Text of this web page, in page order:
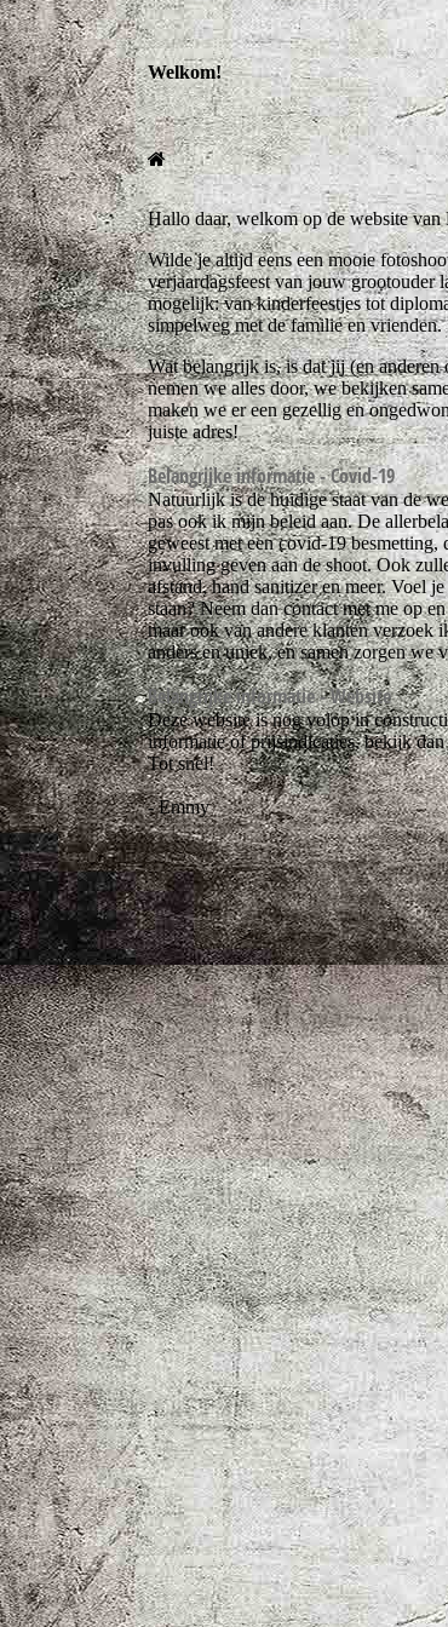
Welkom!
Hallo daar, welkom op de website
Wilde je altijd eens een mooie
verjaardagsfeest van jouw grootouder
mogelijk: van kinderfeestjes tot
simpelweg met de familie en vrienden.
Wat belangrijk is, is dat jij (en
nemen we alles door, we bekijken
maken we er een gezellig en
juiste adres!
Belangrijke informatie - Covid-19
Natuurlijk is de huidige staat van de
pas ook ik mijn beleid aan. De
geweest met een covid-19
invulling geven aan de shoot. Ook
afstand, hand sanitizer en meer. Voel
staan? Neem dan contact met me op
maar ook van andere klanten verzoek
anders en uniek, en samen zorgen we
Belangrijke informatie - Website
Deze website is nog volop in
informatie of prijsindicaties, bekijk
Tot snel!
- Emmy